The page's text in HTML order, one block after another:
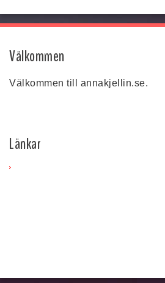
Välkommen
Välkommen till annakjellin.se.
Länkar